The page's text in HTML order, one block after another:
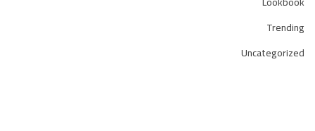
Trending
Uncategorized